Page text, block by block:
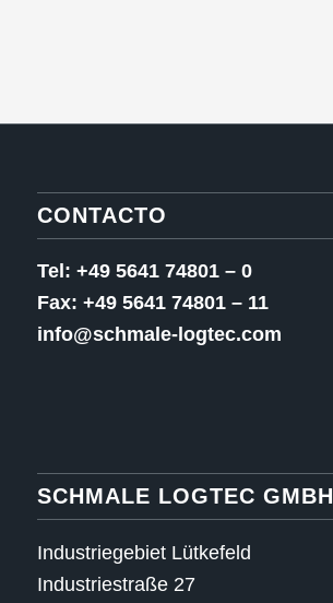
CONTACTO
Tel: +49 5641 74801 – 0
Fax: +49 5641 74801 – 11
info@schmale-logtec.com
SCHMALE LOGTEC GMBH
Industriegebiet Lütkefeld
Industriestraße 27